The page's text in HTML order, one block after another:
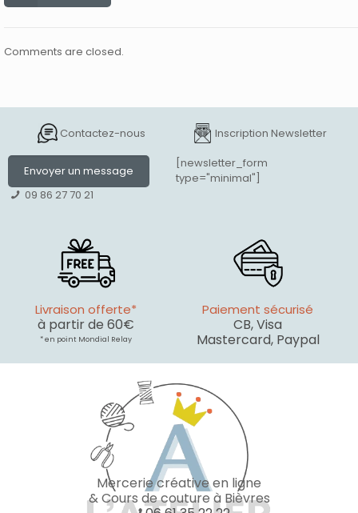
Comments are closed.
Contactez-nous
Envoyer un message
09 86 27 70 21
Inscription Newsletter
[newsletter_form
type="minimal"]
Livraison offerte*
à partir de 60€
* en point Mondial Relay
Paiement sécurisé
CB, Visa
Mastercard, Paypal
Mercerie créative en ligne
& Cours de couture à Bièvres